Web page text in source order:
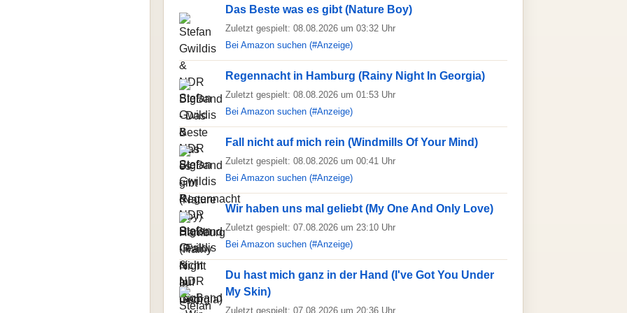
Das Beste was es gibt (Nature Boy)
Zuletzt gespielt: 08.08.2026 um 03:32 Uhr
Bei Amazon suchen (#Anzeige)
Regennacht in Hamburg (Rainy Night In Georgia)
Zuletzt gespielt: 08.08.2026 um 01:53 Uhr
Bei Amazon suchen (#Anzeige)
Fall nicht auf mich rein (Windmills Of Your Mind)
Zuletzt gespielt: 08.08.2026 um 00:41 Uhr
Bei Amazon suchen (#Anzeige)
Wir haben uns mal geliebt (My One And Only Love)
Zuletzt gespielt: 07.08.2026 um 23:10 Uhr
Bei Amazon suchen (#Anzeige)
Du hast mich ganz in der Hand (I've Got You Under
My Skin)
Zuletzt gespielt: 07.08.2026 um 20:36 Uhr